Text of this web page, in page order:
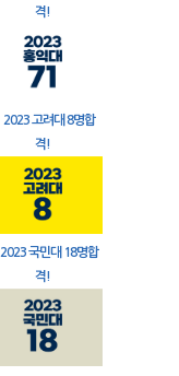
격!
2023 고려대 8명합
격!
2023 국민대 18명합
격!